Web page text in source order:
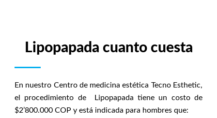
Lipopapada cuanto cuesta
En nuestro Centro de medicina estética Tecno Esthetic,
el procedimiento de Lipopapada tiene un costo de
$2’800.000 COP y está indicada para hombres que: